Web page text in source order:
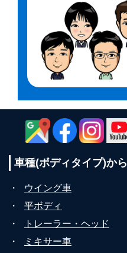
車種(ボディタイプ)から
・ ウイング車
・
平ボディ
・
トレーラー・ヘッド
・
ミキサー車